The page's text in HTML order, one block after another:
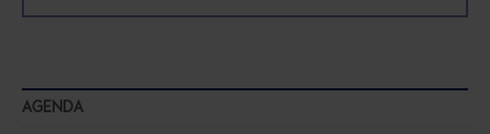
AGENDA